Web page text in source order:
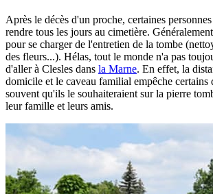
Après le décès d'un proche, certaines
rendre tous les jours au cimetière.
pour se charger de l'entretien de la tombe
des fleurs...). Hélas, tout le monde n'a pas
d'aller à Clesles dans la Marne. En effet, la
domicile et le caveau familial empêche certains
souvent qu'ils le souhaiteraient sur la pierre
leur famille et leurs amis.